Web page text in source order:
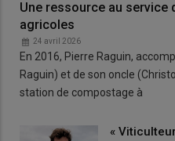
Une ressource au service
agricoles
24 avril 2026
En 2016, Pierre Raguin,
Raguin) et de son oncle
station de compostage à
«